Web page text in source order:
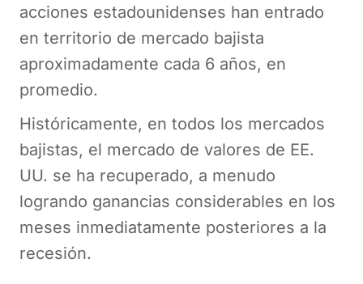
acciones estadounidenses han entrado
en territorio de mercado bajista
aproximadamente cada 6 años, en
promedio.
Históricamente, en todos los mercados
bajistas, el mercado de valores de EE.
UU. se ha recuperado, a menudo
logrando ganancias considerables en los
meses inmediatamente posteriores a la
recesión.